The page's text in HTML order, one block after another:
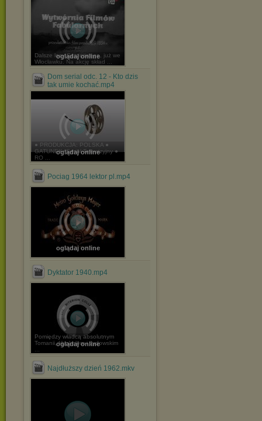
oglądaj online
Dalsze losy Szczęsnego, już we
Włocławku. Na akcję skład ...
Dom serial odc. 12 - Kto dzis
tak umie kochać.mp4
oglądaj online
● PRODUKCJA: POLSKA ●
GATUNEK: Serial Telewizyjny ●
RO ...
Pociag 1964 lektor pl.mp4
oglądaj online
Dyktator 1940.mp4
oglądaj online
Pomiędzy władcą absolutnym
Tomanii, Hynkelem i żydowskim
Najdłuższy dzień 1962.mkv